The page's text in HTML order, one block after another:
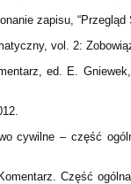
zapisu, “Przegląd
vol. 2:
ed. E.
cywilne – część
Część